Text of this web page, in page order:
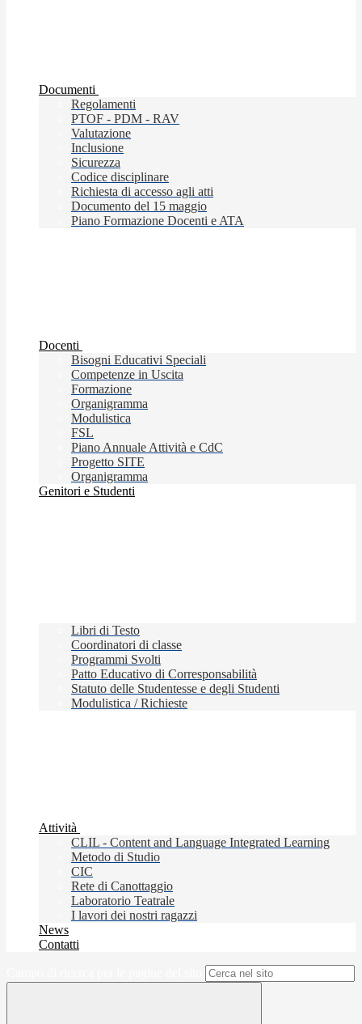
Documenti
Regolamenti
PTOF - PDM - RAV
Valutazione
Inclusione
Sicurezza
Codice disciplinare
Richiesta di accesso agli atti
Documento del 15 maggio
Piano Formazione Docenti e ATA
Docenti
Bisogni Educativi Speciali
Competenze in Uscita
Formazione
Organigramma
Modulistica
FSL
Piano Annuale Attività e CdC
Progetto SITE
Organigramma
Genitori e Studenti
Libri di Testo
Coordinatori di classe
Programmi Svolti
Patto Educativo di Corresponsabilità
Statuto delle Studentesse e degli Studenti
Modulistica / Richieste
Attività
CLIL - Content and Language Integrated Learning
Metodo di Studio
CIC
Rete di Canottaggio
Laboratorio Teatrale
I lavori dei nostri ragazzi
News
Contatti